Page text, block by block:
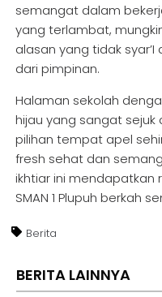
semangat dalam
yang terlambat,
alasan yang tidak
dari pimpinan.
Halaman sekolah
hijau yang sangat
pilihan tempat apel
fresh sehat dan
ikhtiar ini mendapatkan
SMAN 1 Plupuh berkah
Berita
BERITA LAINNYA